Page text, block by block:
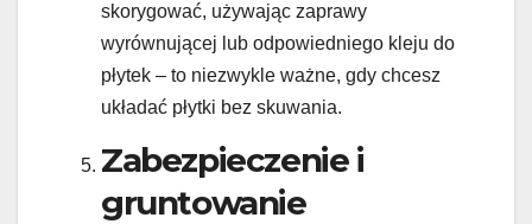
skorygować, używając zaprawy
wyrównującej lub odpowiedniego kleju do
płytek – to niezwykle ważne, gdy chcesz
układać płytki bez skuwania.
Zabezpieczenie i
gruntowanie